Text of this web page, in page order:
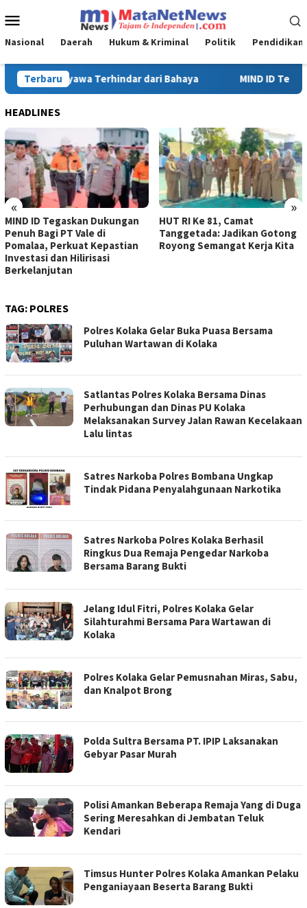
ke
Mobile
Nasional Daerah Hukum & Kriminal Politik Pendidikan
Terbaru
MIND ID Tegaskan Dukungan Penuh Bagi PT Vale di
HEADLINES
« »
MIND ID Tegaskan Dukungan
Penuh Bagi PT Vale di
Pomalaa, Perkuat Kepastian
Investasi dan Hilirisasi
Berkelanjutan
HUT RI Ke 81, Camat
Tanggetada: Jadikan Gotong
Royong Semangat Kerja Kita
TAG: POLRES
Polres Kolaka Gelar Buka Puasa Bersama
Puluhan Wartawan di Kolaka
Satlantas Polres Kolaka Bersama Dinas
Perhubungan dan Dinas PU Kolaka
Melaksanakan Survey Jalan Rawan Kecelakaan
Lalu lintas
Satres Narkoba Polres Bombana Ungkap
Tindak Pidana Penyalahgunaan Narkotika
Satres Narkoba Polres Kolaka Berhasil
Ringkus Dua Remaja Pengedar Narkoba
Bersama Barang Bukti
Jelang Idul Fitri, Polres Kolaka Gelar
Silahturahmi Bersama Para Wartawan di
Kolaka
Polres Kolaka Gelar Pemusnahan Miras, Sabu,
dan Knalpot Brong
Polda Sultra Bersama PT. IPIP Laksanakan
Gebyar Pasar Murah
Polisi Amankan Beberapa Remaja Yang di Duga
Sering Meresahkan di Jembatan Teluk
Kendari
Timsus Hunter Polres Kolaka Amankan Pelaku
Penganiayaan Beserta Barang Bukti